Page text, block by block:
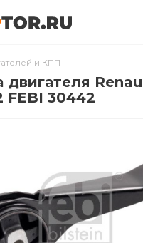
и КПП
FEBI 30442